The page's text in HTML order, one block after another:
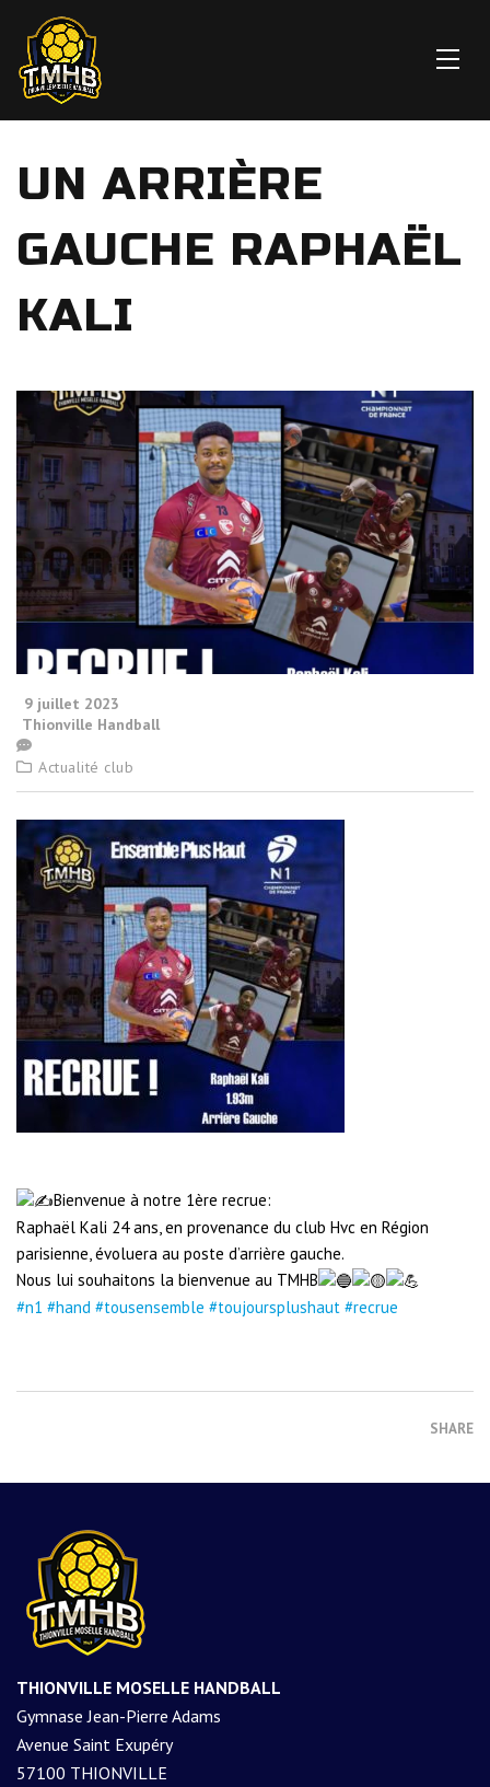
UN ARRIÈRE
GAUCHE RAPHAËL
KALI
9 juillet 2023
Thionville Handball
Actualité club
Bienvenue à notre 1ère recrue:
Raphaël Kali 24 ans, en provenance du club Hvc en Région
parisienne, évoluera au poste d’arrière gauche.
Nous lui souhaitons la bienvenue au TMHB
#n1 #hand #tousensemble #toujoursplushaut #recrue
SHARE
THIONVILLE MOSELLE HANDBALL
Gymnase Jean-Pierre Adams
Avenue Saint Exupéry
57100 THIONVILLE